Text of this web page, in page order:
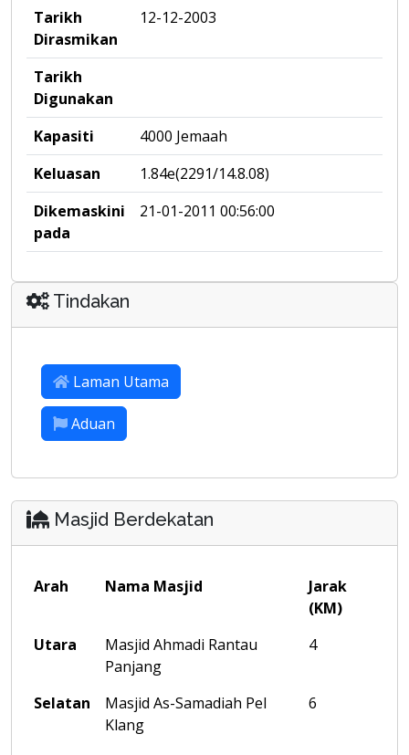
Tarikh
Dirasmikan
12-12-2003
Tarikh
Digunakan
Kapasiti
4000 Jemaah
Keluasan
1.84e(2291/14.8.08)
Dikemaskini
pada
21-01-2011 00:56:00
Tindakan
Laman Utama
Aduan
Masjid Berdekatan
Arah Nama Masjid
Jarak
(KM)
Utara
Masjid Ahmadi Rantau
Panjang
4
Selatan
Masjid As-Samadiah Pel
Klang
6